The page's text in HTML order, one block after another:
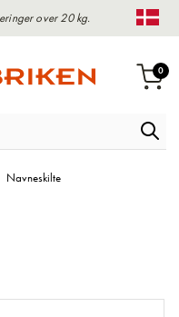
over 20 kg.
0
Navneskilte